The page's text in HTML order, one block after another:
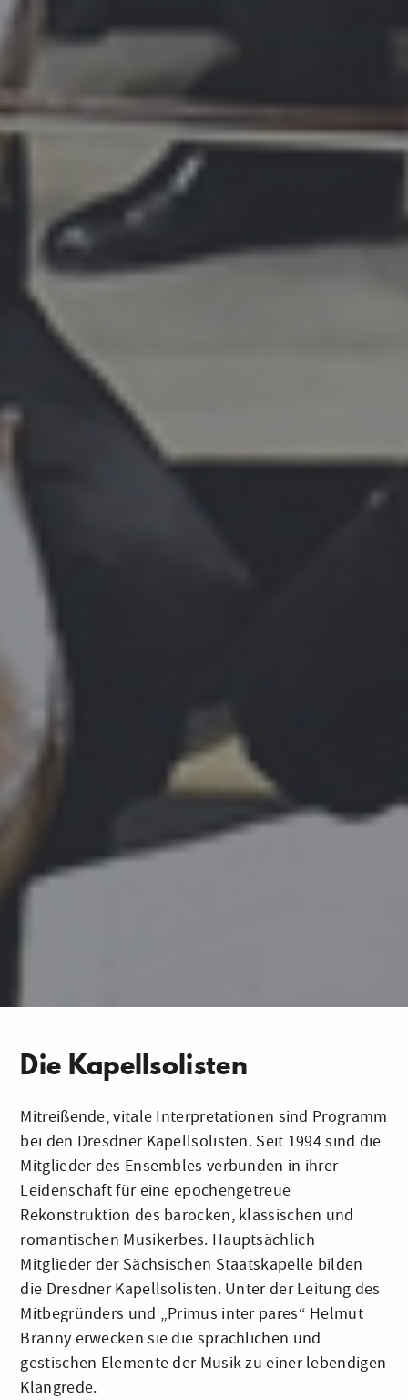
Die Kapellsolisten
Mitreißende, vitale Interpretationen sind Programm
bei den Dresdner Kapellsolisten. Seit 1994 sind die
Mitglieder des Ensembles verbunden in ihrer
Leidenschaft für eine epochengetreue
Rekonstruktion des barocken, klassischen und
romantischen Musikerbes. Hauptsächlich
Mitglieder der Sächsischen Staatskapelle bilden
die Dresdner Kapellsolisten. Unter der Leitung des
Mitbegründers und „Primus inter pares“ Helmut
Branny erwecken sie die sprachlichen und
gestischen Elemente der Musik zu einer lebendigen
Klangrede.